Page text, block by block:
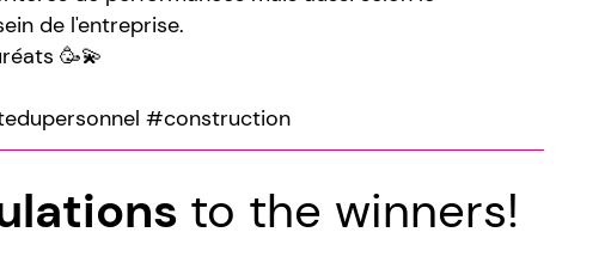
de l'entreprise.
🥳💫
#construction
to the winners!